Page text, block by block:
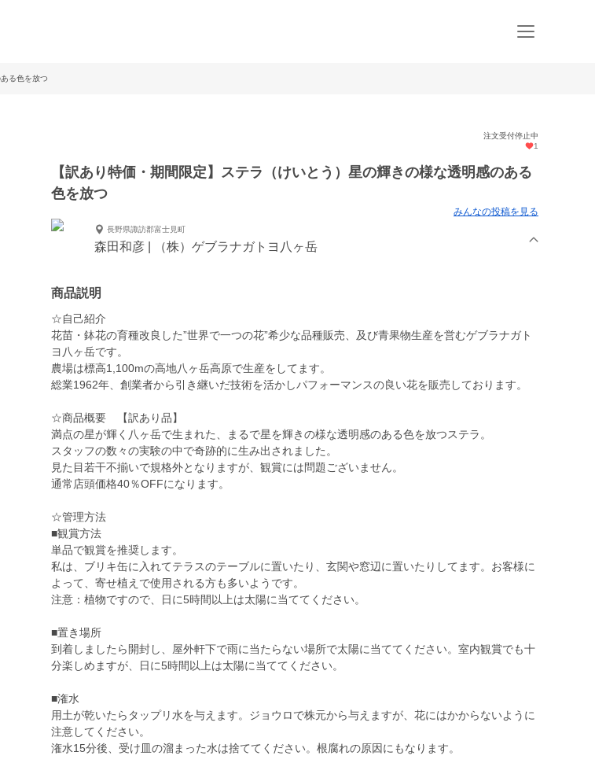
る色を放つ
注文受付停止中
1
【訳あり特価・期間限定】ステラ（けいとう）星の輝きの様な透明感のある
色を放つ
みんなの投稿を見る
長野県諏訪郡富士見町
森田和彦 | （株）ゲブラナガトヨ八ヶ岳
商品説明
☆自己紹介
花苗・鉢花の育種改良した”世界で一つの花”希少な品種販売、及び青果物生産を営むゲブラナガト
ヨ八ヶ岳です。
農場は標高1,100mの高地八ヶ岳高原で生産をしてます。
総業1962年、創業者から引き継いだ技術を活かしパフォーマンスの良い花を販売しております。
☆商品概要 【訳あり品】
満点の星が輝く八ヶ岳で生まれた、まるで星を輝きの様な透明感のある色を放つステラ。
スタッフの数々の実験の中で奇跡的に生み出されました。
見た目若干不揃いで規格外となりますが、観賞には問題ございません。
通常店頭価格40％OFFになります。
☆管理方法
■観賞方法
単品で観賞を推奨します。
私は、ブリキ缶に入れてテラスのテーブルに置いたり、玄関や窓辺に置いたりしてます。お客様に
よって、寄せ植えで使用される方も多いようです。
注意：植物ですので、日に5時間以上は太陽に当ててください。
■置き場所
到着しましたら開封し、屋外軒下で雨に当たらない場所で太陽に当ててください。室内観賞でも十
分楽しめますが、日に5時間以上は太陽に当ててください。
■潅水
用土が乾いたらタップリ水を与えます。ジョウロで株元から与えますが、花にはかからないように
注意してください。
潅水15分後、受け皿の溜まった水は捨ててください。根腐れの原因にもなります。